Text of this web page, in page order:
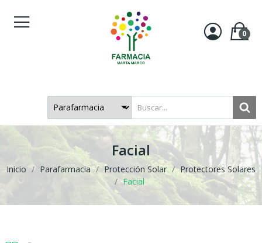
0
Facial
Inicio Parafarmacia Protección Solar
Protectores Solares
Facial